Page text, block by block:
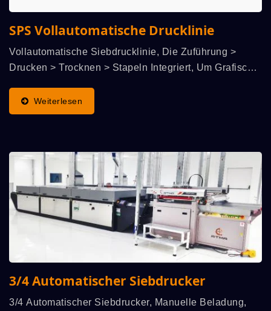
SPS Vollautomatische Drucklinie
Vollautomatische Siebdrucklinie, Die Zuführung >
Drucken > Trocknen > Stapeln Integriert, Um Grafische
(nicht Zu Steif Oder Weich) Oder Spezialeffekte...
Weiterlesen
3/4 Automatischer Siebdrucker
3/4 Automatischer Siebdrucker, Manuelle Beladung,